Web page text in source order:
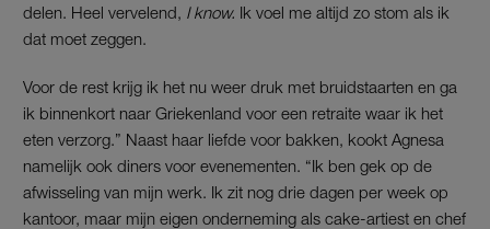
delen. Heel vervelend, I know. Ik voel me altijd zo stom als ik
dat moet zeggen.
Voor de rest krijg ik het nu weer druk met bruidstaarten en ga
ik binnenkort naar Griekenland voor een retraite waar ik het
eten verzorg.” Naast haar liefde voor bakken, kookt Agnesa
namelijk ook diners voor evenementen. “Ik ben gek op de
afwisseling van mijn werk. Ik zit nog drie dagen per week op
kantoor, maar mijn eigen onderneming als cake-artiest en chef